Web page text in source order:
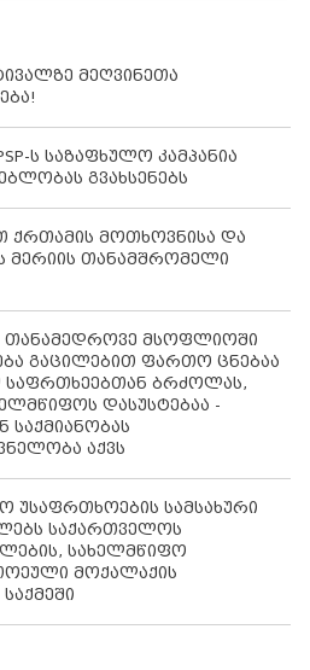
მეღვინეთა
ს საზაფხულო კამპანია
გვახსენებს
ქრთამის მოთხოვნისა და
მერიის თანამშრომელი
თანამედროვე მსოფლიოში
გაცილებით ფართო ცნებაა
საფრთხეებთან ბრძოლას,
დასუსტებაა -
საქმიანობას
აქვს
უსაფრთხოების სამსახური
საქართველოს
სახელმწიფო
მოქალაქის